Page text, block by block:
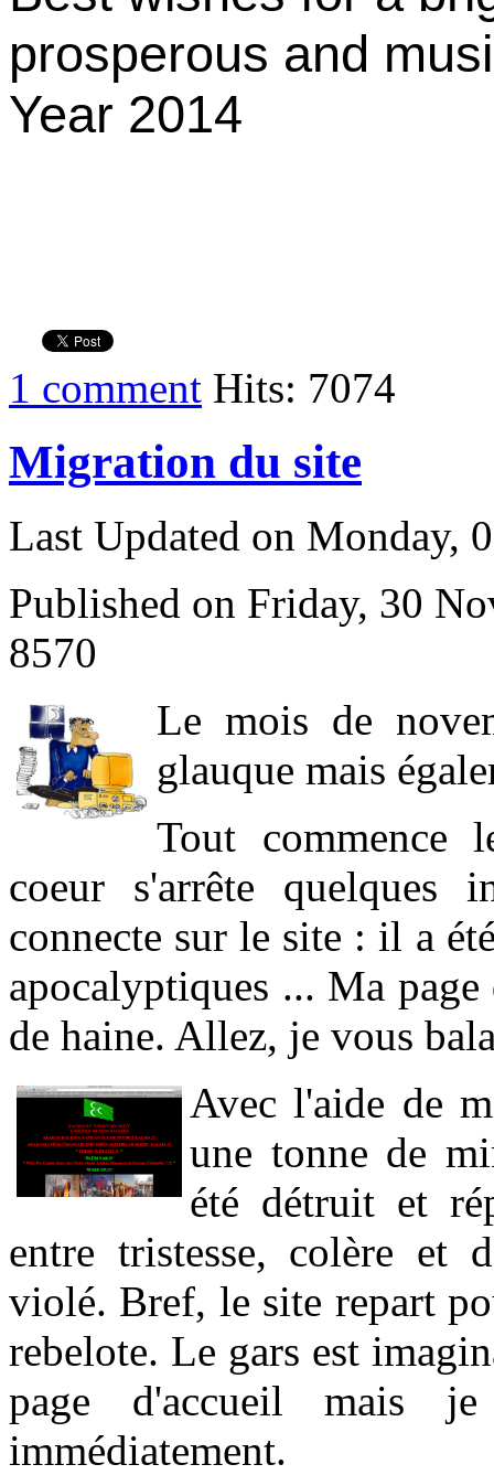
prosperous and
Year 2014
1 comment Hits: 7074
Migration du site
Last Updated on Monday,
Published on Friday, 30
8570
Le mois de
glauque mais
Tout commence
coeur s'arrête quelques
connecte sur le site : il a
apocalyptiques ... Ma
de haine. Allez, je vous
Avec l'aide de
une tonne de
été détruit et
entre tristesse, colère et
violé. Bref, le site repart
rebelote. Le gars est
page d'accueil mais
immédiatement.